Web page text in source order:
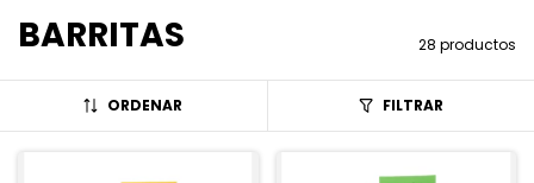
BARRITAS 28 productos
ORDENAR FILTRAR